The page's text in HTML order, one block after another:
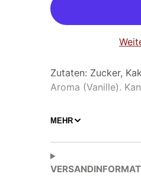
Zutaten: Zucker,
Aroma (Vanille).
Chocoladefabriken
Lindt & Sprüngli
MEHR